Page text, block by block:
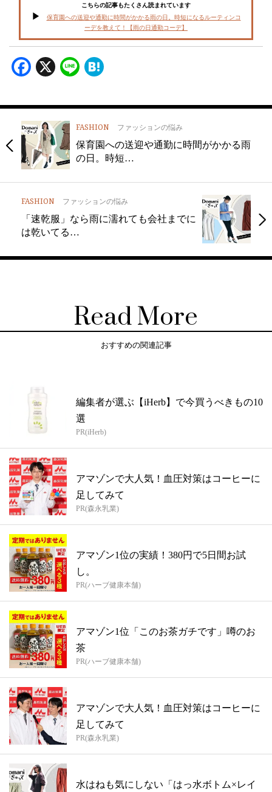
こちらの記事もたくさん読まれています
保育園への送迎や通勤に時間がかかる雨の日。時短になるルーティンコ
ーデを教えて！【雨の日通勤コーデ】
Facebook
X Line
FASHION ファッションの悩み
保育園への送迎や通勤に時間がかかる雨
の日。時短…
FASHION ファッションの悩み
「速乾服」なら雨に濡れても会社までに
は乾いてる…
Read More
おすすめの関連記事
編集者が選ぶ【iHerb】で今買うべきもの10
選
PR(iHerb)
アマゾンで大人気！血圧対策はコーヒーに
足してみて
PR(森永乳業)
アマゾン1位の実績！380円で5日間お試
し。
PR(ハーブ健康本舗)
アマゾン1位「このお茶ガチです」噂のお
茶
PR(ハーブ健康本舗)
アマゾンで大人気！血圧対策はコーヒーに
足してみて
PR(森永乳業)
水はねも気にしない「はっ水ボトム×レイ